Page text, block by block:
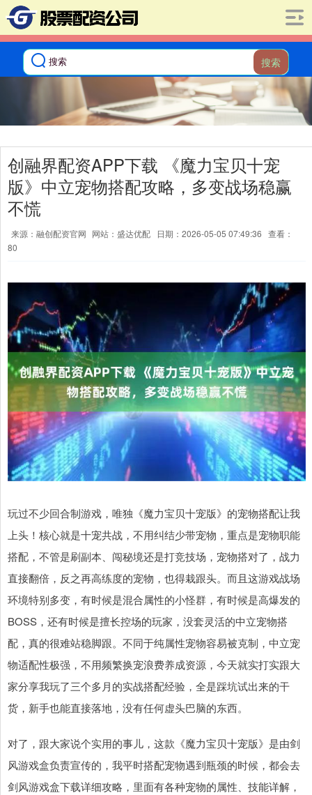
搜索
创融界配资APP下载 《魔力宝贝十宠
版》中立宠物搭配攻略，多变战场稳赢
不慌
来源：融创配资官网 网站：盛达优配 日期：2026-05-05 07:49:36 查看：
80
玩过不少回合制游戏，唯独《魔力宝贝十宠版》的宠物搭配让我
上头！核心就是十宠共战，不用纠结少带宠物，重点是宠物职能
搭配，不管是刷副本、闯秘境还是打竞技场，宠物搭对了，战力
直接翻倍，反之再高练度的宠物，也得栽跟头。而且这游戏战场
环境特别多变，有时候是混合属性的小怪群，有时候是高爆发的
BOSS，还有时候是擅长控场的玩家，没套灵活的中立宠物搭
配，真的很难站稳脚跟。不同于纯属性宠物容易被克制，中立宠
物适配性极强，不用频繁换宠浪费养成资源，今天就实打实跟大
家分享我玩了三个多月的实战搭配经验，全是踩坑试出来的干
货，新手也能直接落地，没有任何虚头巴脑的东西。
对了，跟大家说个实用的事儿，这款《魔力宝贝十宠版》是由剑
风游戏盒负责宣传的，我平时搭配宠物遇到瓶颈的时候，都会去
剑风游戏盒下载详细攻略，里面有各种宠物的属性、技能详解，